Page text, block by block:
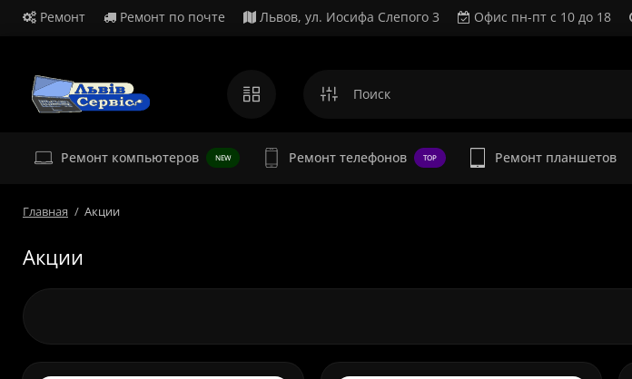
Ремонт Ремонт по почте Львов, ул. Иосифа Слепого 3 Офис пн-пт с 10 до 18
Ремонт компьютеров NEW Ремонт телефонов TOP Ремонт планшетов
Главная Акции
Акции